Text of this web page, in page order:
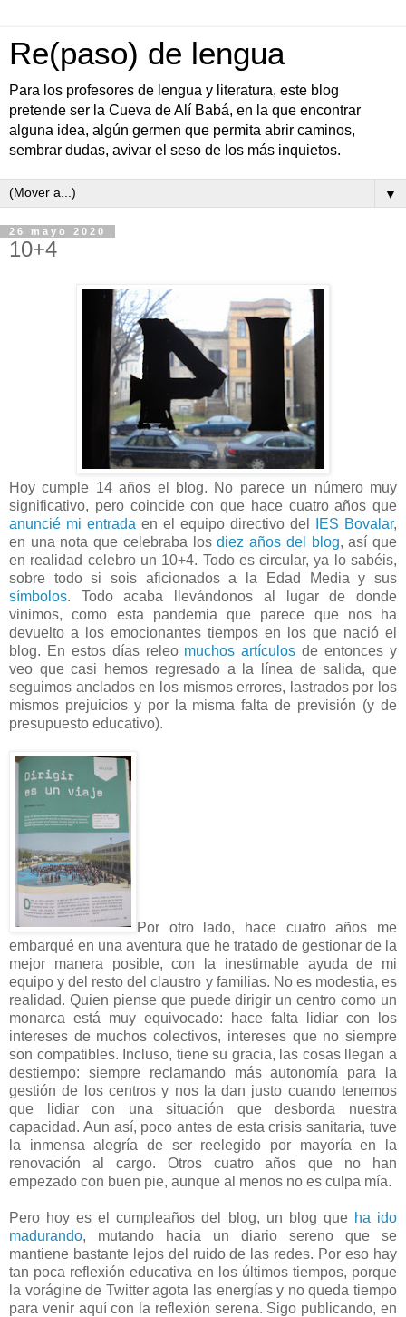
Re(paso) de lengua
Para los profesores de lengua y literatura, este blog
pretende ser la Cueva de Alí Babá, en la que encontrar
alguna idea, algún germen que permita abrir caminos,
sembrar dudas, avivar el seso de los más inquietos.
▼
26 mayo 2020
10+4
Hoy cumple 14 años el blog. No parece un número muy
significativo, pero coincide con que hace cuatro años que
anuncié mi entrada en el equipo directivo del IES Bovalar,
en una nota que celebraba losdiez años del blog, así que
en realidad celebro un 10+4. Todo es circular, ya lo sabéis,
sobre todo si sois aficionados a la Edad Media y sus
símbolos. Todo acaba llevándonos al lugar de donde
vinimos, como esta pandemia que parece que nos ha
devuelto a los emocionantes tiempos en los que nació el
blog. En estos días releo muchos artículos de entonces y
veo que casi hemos regresado a la línea de salida, que
seguimos anclados en los mismos errores, lastrados por los
mismos prejuicios y por la misma falta de previsión (y de
presupuesto educativo).
Por otro lado, hace cuatro años me
embarqué en una aventura que he tratado de gestionar de la
mejor manera posible, con la inestimable ayuda de mi
equipo y del resto del claustro y familias. No es modestia, es
realidad. Quien piense que puede dirigir un centro como un
monarca está muy equivocado: hace falta lidiar con los
intereses de muchos colectivos, intereses que no siempre
son compatibles. Incluso, tiene su gracia, las cosas llegan a
destiempo: siempre reclamando más autonomía para la
gestión de los centros y nos la dan justo cuando tenemos
que lidiar con una situación que desborda nuestra
capacidad. Aun así, poco antes de esta crisis sanitaria, tuve
la inmensa alegría de ser reelegido por mayoría en la
renovación al cargo. Otros cuatro años que no han
empezado con buen pie, aunque al menos no es culpa mía.
Pero hoy es el cumpleaños del blog, un blog que ha ido
madurando, mutando hacia un diario sereno que se
mantiene bastante lejos del ruido de las redes. Por eso hay
tan poca reflexión educativa en los últimos tiempos, porque
la vorágine de Twitter agota las energías y no queda tiempo
para venir aquí con la reflexión serena. Sigo publicando, en